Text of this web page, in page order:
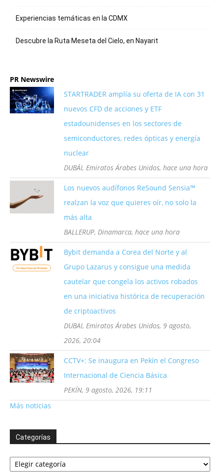
Experiencias temáticas en la CDMX
Descubre la Ruta Meseta del Cielo, en Nayarit
PR Newswire
STARTRADER amplía su oferta de IA con 31
nuevos CFD de acciones y ETF
estadounidenses en los sectores de
semiconductores, redes ópticas y energía
nuclear
DUBÁI, Emiratos Árabes Unidos, hace una hora
Los nuevos audífonos ReSound Sensia™
realzan la voz que quieres oír, no solo la
más alta
BALLERUP, Dinamarca, hace una hora
Bybit demanda a Corea del Norte y al
Grupo Lazarus y consigue una medida
cautelar que congela los activos robados
en una iniciativa histórica de recuperación
de criptoactivos
DUBAI, Emiratos Árabes Unidos, 9 agosto,
2026, 20:04
CCTV+: Se inaugura en Pekín el Congreso
Internacional de Ciencia Básica
PEKÍN, 9 agosto, 2026, 19:11
Más noticias
Categorías
Categorías